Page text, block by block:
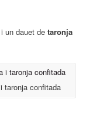
i un dauet detaronja
taronja confitada